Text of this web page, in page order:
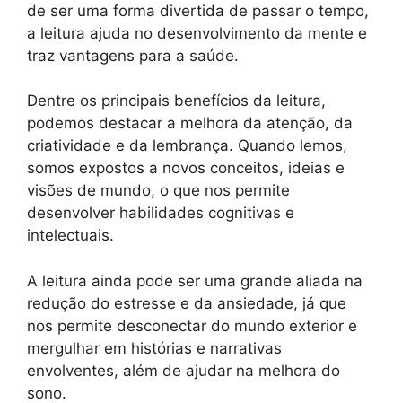
de ser uma forma divertida de passar o tempo,
a leitura ajuda no desenvolvimento da mente e
traz vantagens para a saúde.
Dentre os principais benefícios da leitura,
podemos destacar a melhora da atenção, da
criatividade e da lembrança. Quando lemos,
somos expostos a novos conceitos, ideias e
visões de mundo, o que nos permite
desenvolver habilidades cognitivas e
intelectuais.
A leitura ainda pode ser uma grande aliada na
redução do estresse e da ansiedade, já que
nos permite desconectar do mundo exterior e
mergulhar em histórias e narrativas
envolventes, além de ajudar na melhora do
sono.